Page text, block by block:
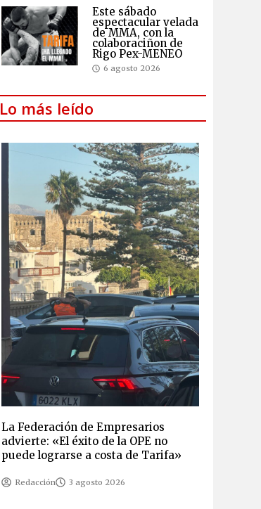
Este sábado
espectacular velada
de MMA, con la
colaboraciñon de
Rigo Pex-MENEO
6 agosto 2026
Lo más leído
La Federación de Empresarios
advierte: «El éxito de la OPE no
puede lograrse a costa de Tarifa»
Redacción 3 agosto 2026